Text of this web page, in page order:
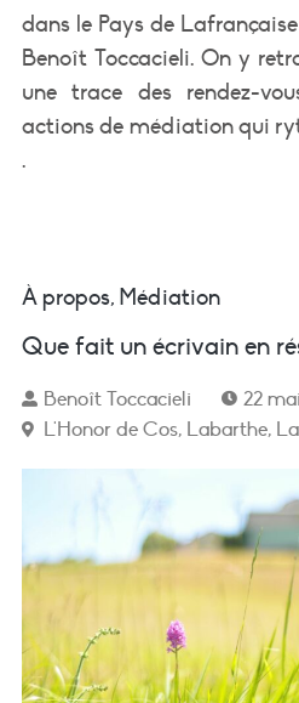
dans le Pays de Lafrançaise
Benoît Toccacieli. On y
une trace des rendez-
actions de médiation qui
.
À propos, Médiation
Que fait un écrivain en
Benoît Toccacieli
22
L'Honor de Cos, Labarthe,